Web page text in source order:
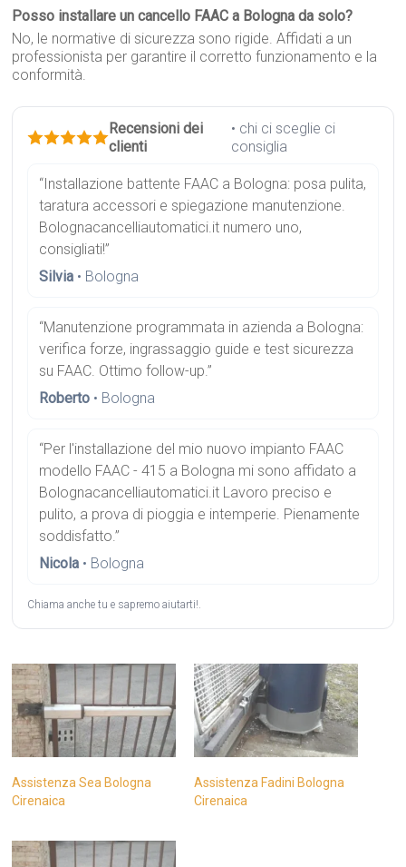
Posso installare un cancello FAAC a Bologna da solo?
No, le normative di sicurezza sono rigide. Affidati a un
professionista per garantire il corretto funzionamento e la
conformità.
Recensioni dei
clienti
• chi ci sceglie ci
consiglia
“Installazione battente FAAC a Bologna: posa pulita,
taratura accessori e spiegazione manutenzione.
Bolognacancelliautomatici.it numero uno,
consigliati!”
Silvia • Bologna
“Manutenzione programmata in azienda a Bologna:
verifica forze, ingrassaggio guide e test sicurezza
su FAAC. Ottimo follow-up.”
Roberto • Bologna
“Per l'installazione del mio nuovo impianto FAAC
modello FAAC - 415 a Bologna mi sono affidato a
Bolognacancelliautomatici.it Lavoro preciso e
pulito, a prova di pioggia e intemperie. Pienamente
soddisfatto.”
Nicola • Bologna
Chiama anche tu e sapremo aiutarti!.
Assistenza Sea Bologna
Cirenaica
Assistenza Fadini Bologna
Cirenaica